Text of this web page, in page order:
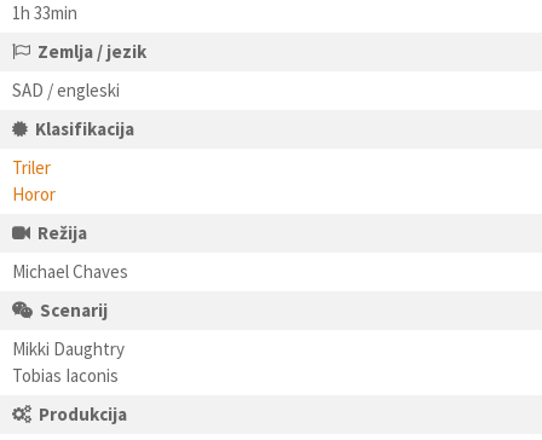
1h 33min
Zemlja / jezik
SAD / engleski
Klasifikacija
Triler
Horor
Režija
Michael Chaves
Scenarij
Mikki Daughtry
Tobias Iaconis
Produkcija